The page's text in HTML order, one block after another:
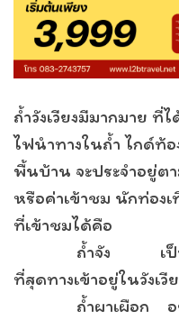
ถ้ำวังเวียงมีมากมาย
ไฟนำทางในถ้ำ ไกด์ท้
พื้นบ้าน จะประจำอยู่ต
หรือค่าเข้าชม นักท่อง
ที่เข้าชมได้คือ
ถ้ำจัง เป็นถ้ำข
ที่สุดทางเข้าอยู่ในวังเวี
ถ้ำผาเผือก อยู่ไม่